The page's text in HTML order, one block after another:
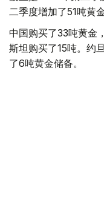
二季度增加了51吨黄金
中国购买了33吨黄金
斯坦购买了15吨。约
了6吨黄金储备。